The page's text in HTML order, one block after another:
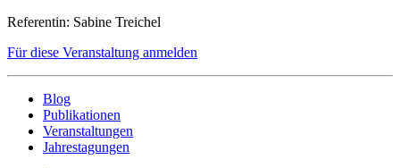
Referentin: Sabine Treichel
Für diese Veranstaltung anmelden
Blog
Publikationen
Veranstaltungen
Jahrestagungen